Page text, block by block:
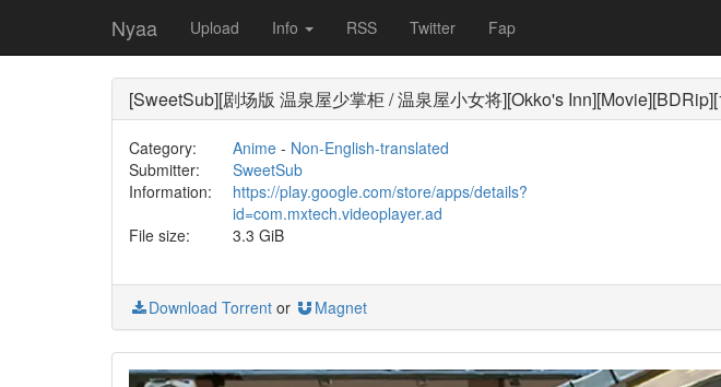
Nyaa Upload Info RSS Twitter Fap
[SweetSub][剧场版 温泉屋少掌柜 / 温泉屋小女将][Okko's
Category: Anime- Non-English-translated
Submitter:
SweetSub
Information:
https://play.google.com/store/apps/details?
id=com.mxtech.videoplayer.ad
File size:
3.3 GiB
Download Torrent or Magnet